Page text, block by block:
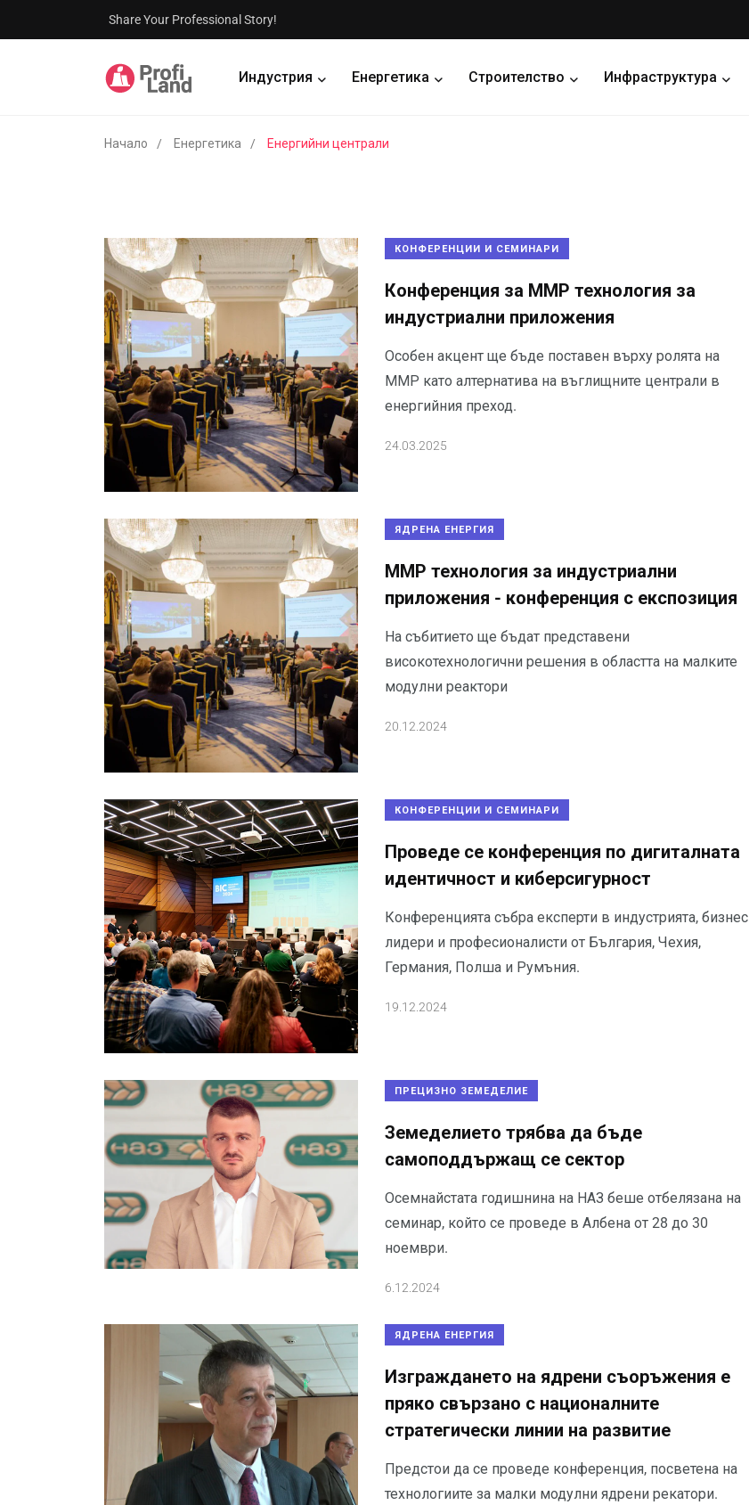
Share Your Professional Story!
Индустрия Енергетика Строителство Инфраструктура
Начало Енергетика Енергийни централи
КОНФЕРЕНЦИИ И СЕМИНАРИ
Конференция за ММР технология за
индустриални приложения
Особен акцент ще бъде поставен върху ролята на
ММР като алтернатива на въглищните централи в
енергийния преход.
24.03.2025
ЯДРЕНА ЕНЕРГИЯ
ММР технология за индустриални
приложения - конференция с експозиция
На събитието ще бъдат представени
високотехнологични решения в областта на малките
модулни реактори
20.12.2024
КОНФЕРЕНЦИИ И СЕМИНАРИ
Проведе се конференция по дигиталната
идентичност и киберсигурност
Конференцията събра експерти в индустрията, бизнес
лидери и професионалисти от България, Чехия,
Германия, Полша и Румъния.
19.12.2024
ПРЕЦИЗНО ЗЕМЕДЕЛИЕ
Земеделието трябва да бъде
самоподдържащ се сектор
Осемнайстата годишнина на НАЗ беше отбелязана на
семинар, който се проведе в Албена от 28 до 30
ноември.
6.12.2024
ЯДРЕНА ЕНЕРГИЯ
Изграждането на ядрени съоръжения е
пряко свързано с националните
стратегически линии на развитие
Предстои да се проведе конференция, посветена на
технологиите за малки модулни ядрени рекатори.